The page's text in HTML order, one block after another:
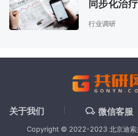
同步化治
业调查与
行业调研
关于我们 微信客服
Copyright © 2022-2023 北京迪索